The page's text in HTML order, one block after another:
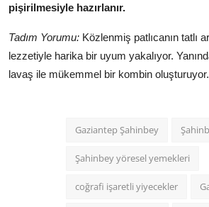
pişirilmesiyle hazırlanır.
Tadım Yorumu: Közlenmiş patlıcanın tatlı
lezzetiyle harika bir uyum yakalıyor.
lavaş ile mükemmel bir kombin oluşturuyor.
Gaziantep Şahinbey
Şahinbey yöresel yemekleri
coğrafi işaretli yiyecekler